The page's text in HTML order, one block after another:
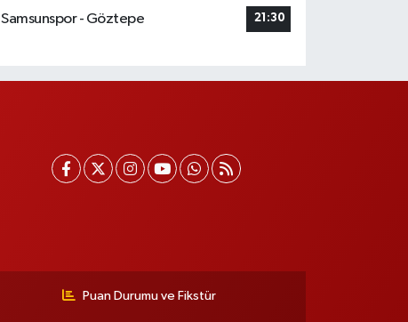
Samsunspor - Göztepe
21:30
Puan Durumu ve Fikstür